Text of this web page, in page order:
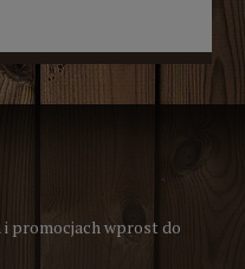
i promocjach wprost do